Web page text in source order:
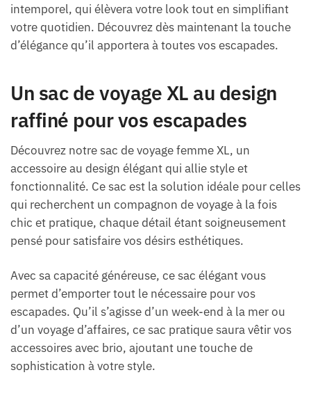
intemporel, qui élèvera votre look tout en simplifiant
votre quotidien. Découvrez dès maintenant la touche
d’élégance qu’il apportera à toutes vos escapades.
Un sac de voyage XL au design
raffiné pour vos escapades
Découvrez notre sac de voyage femme XL, un
accessoire au design élégant qui allie style et
fonctionnalité. Ce sac est la solution idéale pour celles
qui recherchent un compagnon de voyage à la fois
chic et pratique, chaque détail étant soigneusement
pensé pour satisfaire vos désirs esthétiques.
Avec sa capacité généreuse, ce sac élégant vous
permet d’emporter tout le nécessaire pour vos
escapades. Qu’il s’agisse d’un week-end à la mer ou
d’un voyage d’affaires, ce sac pratique saura vêtir vos
accessoires avec brio, ajoutant une touche de
sophistication à votre style.